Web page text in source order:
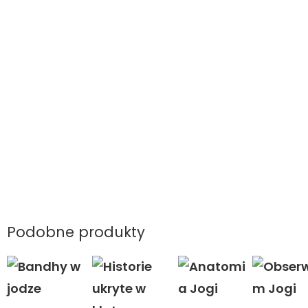
Podobne produkty